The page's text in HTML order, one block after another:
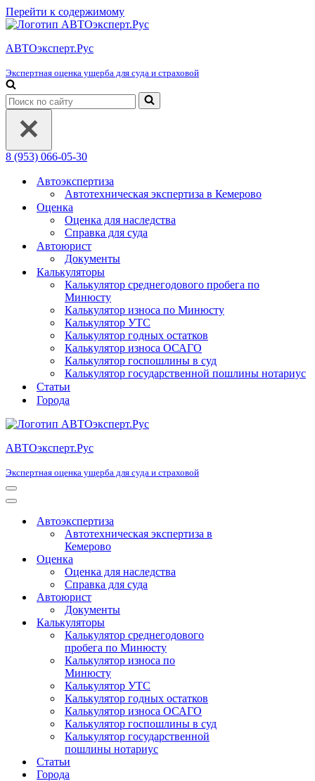
Перейти к содержимому
АВТОэксперт.Рус
Экспертная оценка ущерба для суда и страховой
Искать...
8 (953) 066-05-30
Автоэкспертиза
Автотехническая экспертиза в Кемерово
Оценка
Оценка для наследства
Справка для суда
Автоюрист
Документы
Калькуляторы
Калькулятор среднегодового пробега по
Минюсту
Калькулятор износа по Минюсту
Калькулятор УТС
Калькулятор годных остатков
Калькулятор износа ОСАГО
Калькулятор госпошлины в суд
Калькулятор государственной пошлины нотариус
Статьи
Города
АВТОэксперт.Рус
Экспертная оценка ущерба для суда и страховой
Меню
навигации
Меню
навигацииАвтоэкспертиза
Автотехническая экспертиза в
Кемерово
Оценка
Оценка для наследства
Справка для суда
Автоюрист
Документы
Калькуляторы
Калькулятор среднегодового
пробега по Минюсту
Калькулятор износа по
Минюсту
Калькулятор УТС
Калькулятор годных остатков
Калькулятор износа ОСАГО
Калькулятор госпошлины в суд
Калькулятор государственной
пошлины нотариус
Статьи
Города